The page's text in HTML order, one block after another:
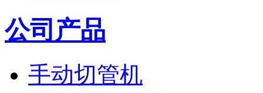
公司产品
手动切管机